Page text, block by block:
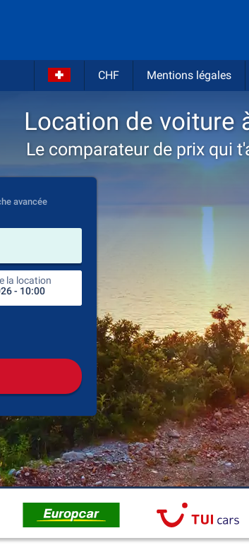
CHF Mentions légales
Location de voiture
Le comparateur de prix qui
avancée
la location
récupération